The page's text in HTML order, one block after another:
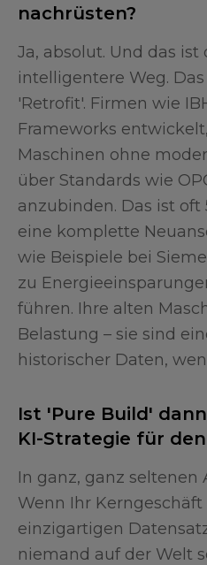
nachrüsten?
Ja, absolut. Und das ist
intelligentere Weg.
'Retrofit'. Firmen wie
Frameworks
Maschinen ohne
über Standards wie
anzubinden. Das ist oft
eine komplette
wie Beispiele bei
zu
führen. Ihre alten
Belastung – sie sind
historischer Daten,
Ist 'Pure Build'
KI-Strategie für
In ganz, ganz seltenen
Wenn Ihr
einzigartigen
niemand auf der Welt